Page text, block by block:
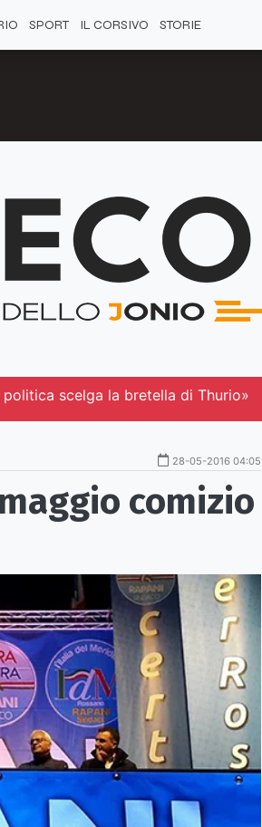
SPORT IL CORSIVO STORIE
scelga la bretella di Thurio»
28-05-2016 04:05
comizio